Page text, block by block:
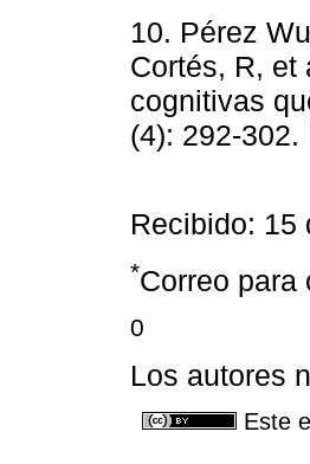
10. Pérez
Cortés, R, et
cognitivas
(4): 292-
Recibido: 15
*Correo
0
Los autores
Este